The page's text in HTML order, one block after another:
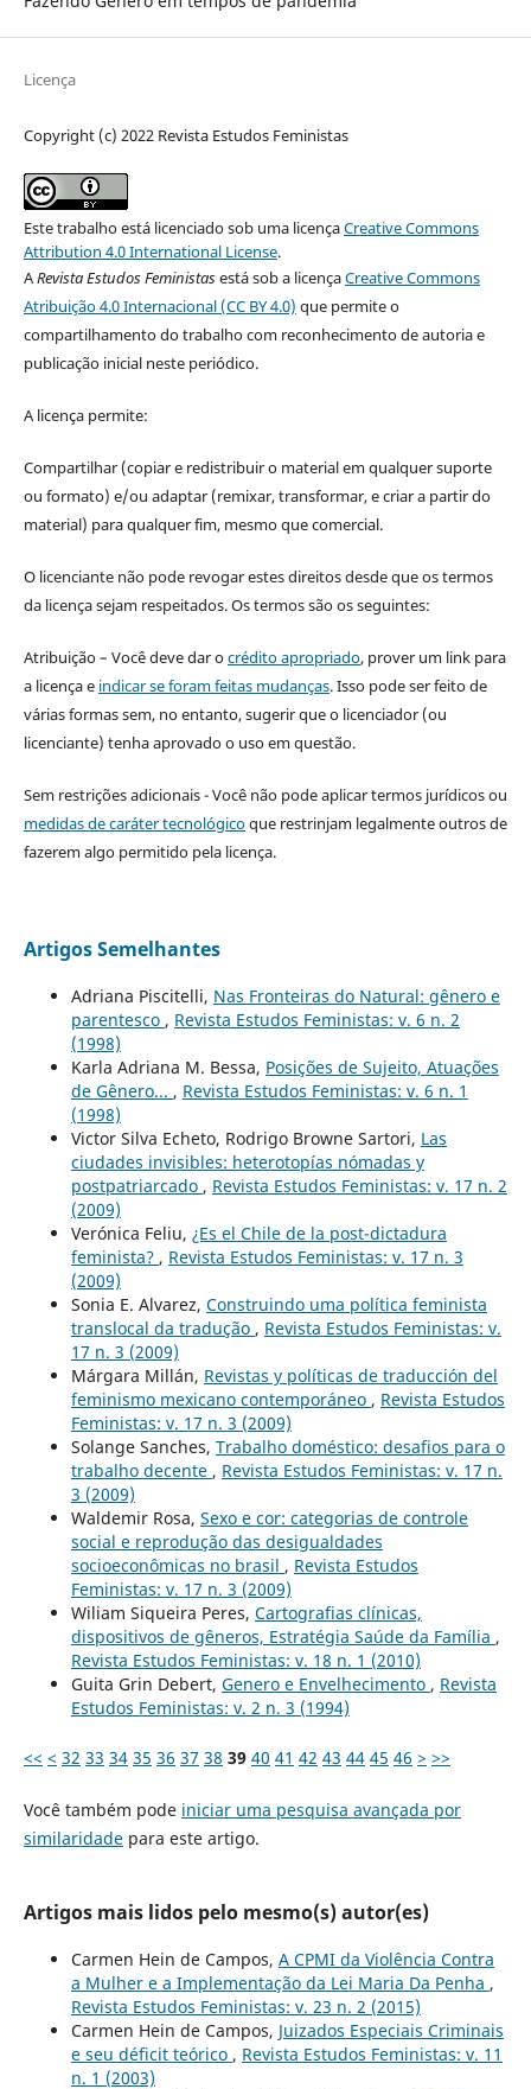
Licença
Copyright (c) 2022 Revista Estudos Feministas
Este trabalho está licenciado sob uma licençaCreative Commons
Attribution 4.0 International License.
ARevista Estudos Feministasestá sob a licençaCreative Commons
Atribuição 4.0 Internacional (CC BY 4.0) que permite o
compartilhamento do trabalho com reconhecimento de autoria e
publicação inicial neste periódico.
A licença permite:
Compartilhar (copiar e redistribuir o material em qualquer suporte
ou formato) e/ou adaptar (remixar, transformar, e criar a partir do
material) para qualquer fim, mesmo que comercial.
O licenciante não pode revogar estes direitos desde que os termos
da licença sejam respeitados. Os termos são os seguintes:
Atribuição – Você deve dar ocrédito apropriado, prover um link para
a licença e indicar se foram feitas mudanças. Isso pode ser feito de
várias formas sem, no entanto, sugerir que o licenciador (ou
licenciante) tenha aprovado o uso em questão.
Sem restrições adicionais - Você não pode aplicar termos jurídicos ou
medidas de caráter tecnológicoque restrinjam legalmente outros de
fazerem algo permitido pela licença.
Artigos Semelhantes
Adriana Piscitelli, Nas Fronteiras do Natural: gênero e
parentesco , Revista Estudos Feministas: v. 6 n. 2
(1998)
Karla Adriana M. Bessa, Posições de Sujeito, Atuações
de Gênero... , Revista Estudos Feministas: v. 6 n. 1
(1998)
Victor Silva Echeto, Rodrigo Browne Sartori, Las
ciudades invisibles: heterotopías nómadas y
postpatriarcado , Revista Estudos Feministas: v. 17 n. 2
(2009)
Verónica Feliu, ¿Es el Chile de la post-dictadura
feminista? , Revista Estudos Feministas: v. 17 n. 3
(2009)
Sonia E. Alvarez, Construindo uma política feminista
translocal da tradução , Revista Estudos Feministas: v.
17 n. 3 (2009)
Márgara Millán, Revistas y políticas de traducción del
feminismo mexicano contemporáneo , Revista Estudos
Feministas: v. 17 n. 3 (2009)
Solange Sanches, Trabalho doméstico: desafios para o
trabalho decente , Revista Estudos Feministas: v. 17 n.
3 (2009)
Waldemir Rosa, Sexo e cor: categorias de controle
social e reprodução das desigualdades
socioeconômicas no brasil , Revista Estudos
Feministas: v. 17 n. 3 (2009)
Wiliam Siqueira Peres, Cartografias clínicas,
dispositivos de gêneros, Estratégia Saúde da Família ,
Revista Estudos Feministas: v. 18 n. 1 (2010)
Guita Grin Debert, Genero e Envelhecimento , Revista
Estudos Feministas: v. 2 n. 3 (1994)
<< < 32 33 34 35 36 37 38 39 40 41 42 43 44 45 46 > >>
Você também pode iniciar uma pesquisa avançada por
similaridadepara este artigo.
Artigos mais lidos pelo mesmo(s) autor(es)
Carmen Hein de Campos, A CPMI da Violência Contra
a Mulher e a Implementação da Lei Maria Da Penha ,
Revista Estudos Feministas: v. 23 n. 2 (2015)
Carmen Hein de Campos, Juizados Especiais Criminais
e seu déficit teórico , Revista Estudos Feministas: v. 11
n. 1 (2003)